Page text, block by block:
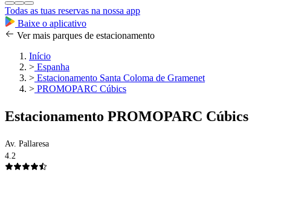
Todas as tuas reservas na nossa app
Baixe o aplicativo
Ver mais parques de estacionamento
Início
> Espanha
> Estacionamento Santa Coloma de Gramenet
> PROMOPARC Cúbics
Estacionamento PROMOPARC Cúbics
Av. Pallaresa
4.2